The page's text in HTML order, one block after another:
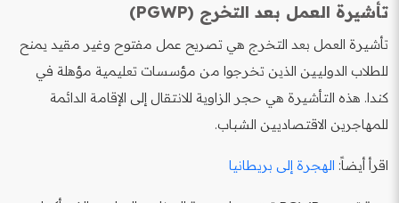
تأشيرة العمل بعد التخرج (PGWP)
تأشيرة العمل بعد التخرج هي تصريح عمل مفتوح وغير مقيد يمنح
للطلاب الدوليين الذين تخرجوا من مؤسسات تعليمية مؤهلة في
كندا. هذه التأشيرة هي حجر الزاوية للانتقال إلى الإقامة الدائمة
للمهاجرين الاقتصاديين الشباب.
اقرأ أيضاً: الهجرة إلى بريطانيا